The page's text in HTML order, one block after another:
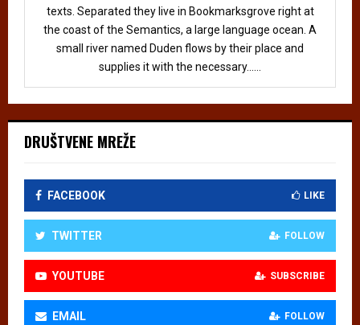
texts. Separated they live in Bookmarksgrove right at
the coast of the Semantics, a large language ocean. A
small river named Duden flows by their place and
supplies it with the necessary......
DRUŠTVENE MREŽE
FACEBOOK LIKE
TWITTER FOLLOW
YOUTUBE SUBSCRIBE
EMAIL FOLLOW